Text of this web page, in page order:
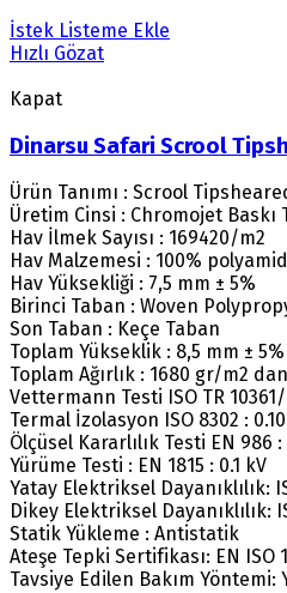
İstek Listeme Ekle
Hızlı Gözat
Kapat
Dinarsu Safari Scrool
Ürün Tanımı : Scrool
Üretim Cinsi : Chromojet Baskı
Hav İlmek Sayısı : 169420/m2
Hav Malzemesi : 100%
Hav Yüksekliği : 7,5 mm ± 5%
Birinci Taban : Woven
Son Taban : Keçe Taban
Toplam Yükseklik : 8,5 mm ±
Toplam Ağırlık : 1680 gr/m2
Vettermann Testi ISO TR
Termal İzolasyon ISO 8302 :
Ölçüsel Kararlılık Testi EN 986
Yürüme Testi : EN 1815 : 0.1 kV
Yatay Elektriksel Dayanıklılık:
Dikey Elektriksel Dayanıklılık:
Statik Yükleme : Antistatik
Ateşe Tepki Sertifikası: EN ISO
Tavsiye Edilen Bakım Yöntemi: